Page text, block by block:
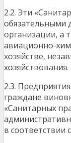
2.2. Эти
обязательными
организации, а
авиационно-
хозяйстве,
хозяйствования.
2.3.
граждане
«Санитарных
в соответствии